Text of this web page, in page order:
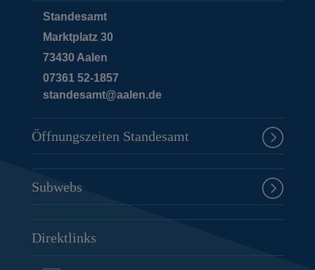
Standesamt
Marktplatz 30
73430 Aalen
07361 52-1857
standesamt@aalen.de
Öffnungszeiten Standesamt
Subwebs
Direktlinks